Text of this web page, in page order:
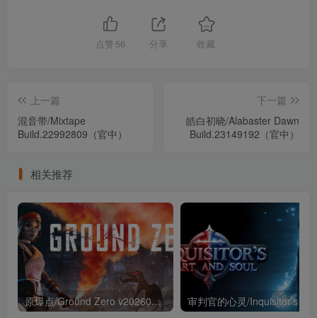
点赞 56 分享 收藏
上一篇
混音带/Mixtape
Build.22992809（官中）
下一篇
皓白初晓/Alabaster Dawn
Build.23149192（官中）
相关推荐
原爆点/Ground Zero v20260514（官中）